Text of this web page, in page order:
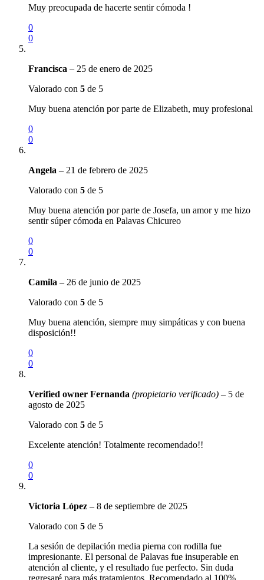
Muy preocupada de hacerte sentir cómoda !
0
0
Francisca – 25 de enero de 2025
Valorado con 5 de 5
Muy buena atención por parte de Elizabeth, muy profesional
0
0
Angela – 21 de febrero de 2025
Valorado con 5 de 5
Muy buena atención por parte de Josefa, un amor y me hizo
sentir súper cómoda en Palavas Chicureo
0
0
Camila – 26 de junio de 2025
Valorado con 5 de 5
Muy buena atención, siempre muy simpáticas y con buena
disposición!!
0
0
Verified owner Fernanda (propietario verificado) – 5 de
agosto de 2025
Valorado con 5 de 5
Excelente atención! Totalmente recomendado!!
0
0
Victoria López – 8 de septiembre de 2025
Valorado con 5 de 5
La sesión de depilación media pierna con rodilla fue
impresionante. El personal de Palavas fue insuperable en
atención al cliente, y el resultado fue perfecto. Sin duda